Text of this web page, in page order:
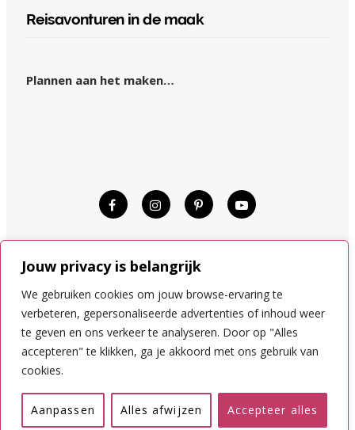
Jouw privacy is belangrijk
We gebruiken cookies om jouw browse-ervaring te
verbeteren, gepersonaliseerde advertenties of inhoud weer
te geven en ons verkeer te analyseren. Door op "Alles
accepteren" te klikken, ga je akkoord met ons gebruik van
cookies.
Aanpassen Alles afwijzen Accepteer alles
Reisavonturen in de maak
Plannen aan het maken…
DISCLAIMER
COOKIES
PRIVACYVOORWAARDEN
NAAR BOVEN
Nederlands